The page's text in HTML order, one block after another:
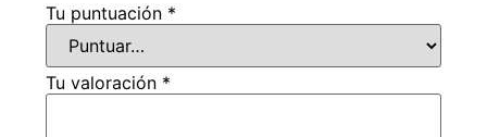
Tu puntuación *
Tu valoración *